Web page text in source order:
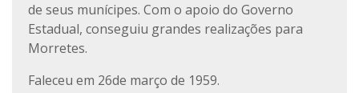
de seus munícipes. Com o apoio do Governo
Estadual, conseguiu grandes realizações para
Morretes.
Faleceu em 26de março de 1959.